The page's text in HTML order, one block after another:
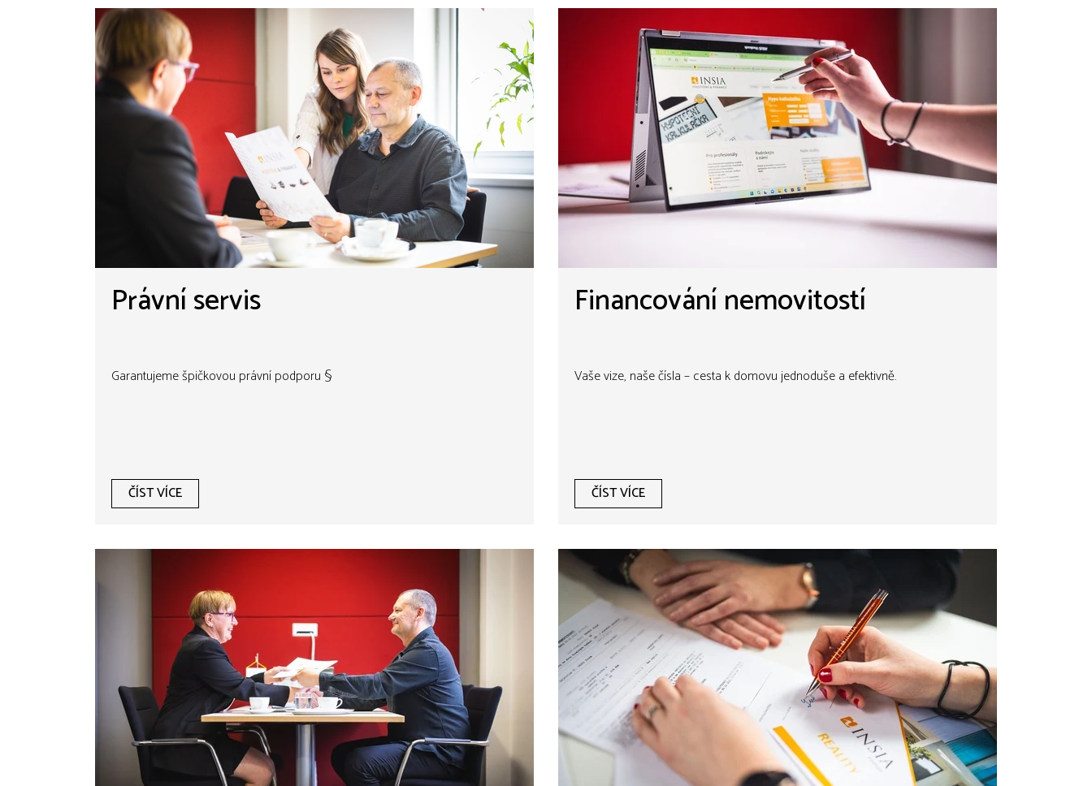
Právní servis
Garantujeme špičkovou právní podporu §
ČÍST VÍCE
Financování nemovitostí
Vaše vize, naše čísla – cesta k domovu jednoduše a efektivně.
ČÍST VÍCE